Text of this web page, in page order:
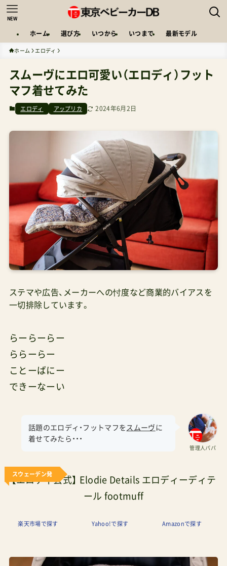
NEW
ホーム 選び方 いつから いつまで 最新モデル
ホーム エロディ
スムーヴにエロ可愛い（エロディ）フット
マフ着せてみた
エロディ アップリカ 2024年6月2日
ステマや広告、メーカーへの忖度など商業的バイアスを
一切排除しています。
らーらーらー
ららーらー
ことーばにー
できーなーい
管理人パパ
話題のエロディ・フットマフを スムーヴ に
着せてみたら・・・
【エロディ公式】 Elodie Details エロディーディテ
ール footmuff
Amazonで探す
楽天市場で探す Yahoo!で探す
スウェーデン発